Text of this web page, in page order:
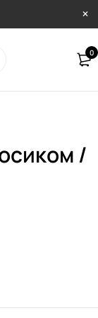
0
/